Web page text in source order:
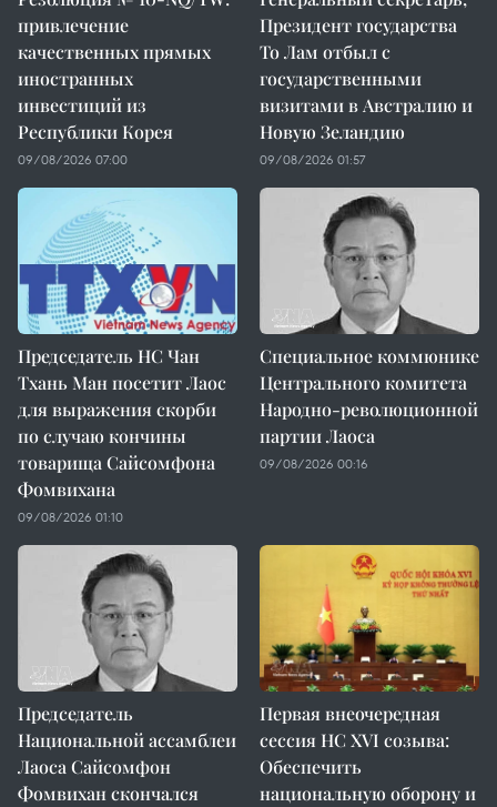
привлечение
качественных прямых
иностранных
инвестиций из
Республики Корея
09/08/2026 07:00
Президент государства
То Лам отбыл с
государственными
визитами в Австралию и
Новую Зеландию
09/08/2026 01:57
Председатель НС Чан
Тхань Ман посетит Лаос
для выражения скорби
по случаю кончины
товарища Сайсомфона
Фомвихана
09/08/2026 01:10
Специальное коммюнике
Центрального комитета
Народно-революционной
партии Лаоса
09/08/2026 00:16
Председатель
Национальной ассамблеи
Лаоса Сайсомфон
Фомвихан скончался
Первая внеочередная
сессия НС XVI созыва:
Обеспечить
национальную оборону и